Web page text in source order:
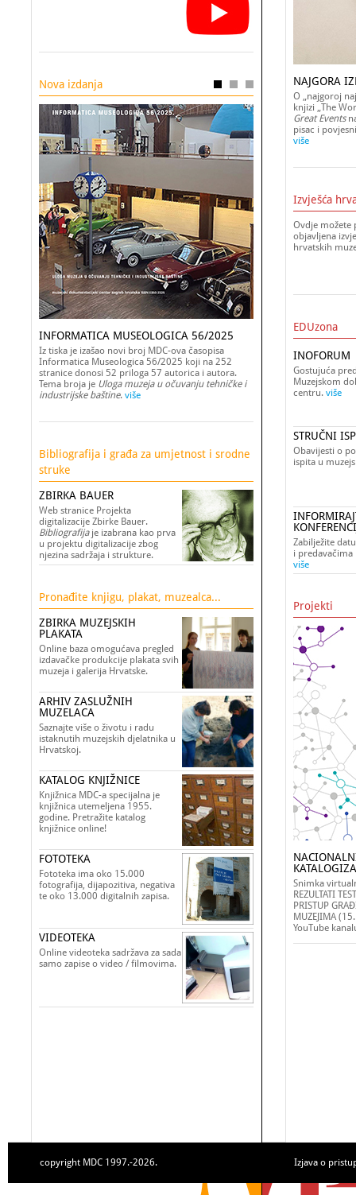
Nova izdanja
INFORMATICA MUSEOLOGICA 56/2025
Iz tiska je izašao novi broj MDC-ova časopisa
Informatica Museologica 56/2025 koji na 252
stranice donosi 52 priloga 57 autorica i autora.
Tema broja je Uloga muzeja u očuvanju tehničke i
industrijske baštine. više
Bibliografija i građa za umjetnost i srodne
struke
ZBIRKA BAUER
Web stranice Projekta
digitalizacije Zbirke Bauer.
Bibliografijaje izabrana kao prva
u projektu digitalizacije zbog
njezina sadržaja i strukture.
Pronađite knjigu, plakat, muzealca...
ZBIRKA MUZEJSKIH
PLAKATA
Online baza omogućava pregled
izdavačke produkcije plakata svih
muzeja i galerija Hrvatske.
ARHIV ZASLUŽNIH
MUZELACA
Saznajte više o životu i radu
istaknutih muzejskih djelatnika u
Hrvatskoj.
KATALOG KNJIŽNICE
Knjižnica MDC-a specijalna je
knjižnica utemeljena 1955.
godine. Pretražite katalog
knjižnice online!
FOTOTEKA
Fototeka ima oko 15.000
fotografija, dijapozitiva, negativa
te oko 13.000 digitalnih zapisa.
VIDEOTEKA
Online videoteka sadržava za sada
samo zapise o video / filmovima.
NAJGORA
O „najgoroj
knjizi „The
Great Events
pisac i
više
Izvješća
Ovdje možete
objavljena
hrvatskih
EDUzona
INOFORUM
Gostujuća
Muzejskom
centru. više
STRUČNI
Obavijesti o
ispita u
Zabilježite
i predavačima
više
Projekti
Snimka
REZULTATI
PRISTUP
MUZEJIMA
YouTube
copyright MDC 1997.-2026. Izjava o